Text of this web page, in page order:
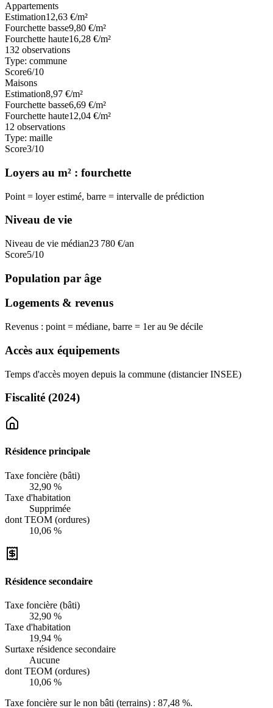
Appartements
Estimation12,63 €/m²
Fourchette basse9,80 €/m²
Fourchette haute16,28 €/m²
132 observations
Type: commune
Score6/10
Maisons
Estimation8,97 €/m²
Fourchette basse6,69 €/m²
Fourchette haute12,04 €/m²
12 observations
Type: maille
Score3/10
Loyers au m² : fourchette
Point = loyer estimé, barre = intervalle de prédiction
Niveau de vie
Niveau de vie médian23 780 €/an
Score5/10
Population par âge
Logements & revenus
Revenus : point = médiane, barre = 1er au 9e décile
Accès aux équipements
Temps d'accès moyen depuis la commune (distancier INSEE)
Fiscalité (2024)
Résidence principale
Taxe foncière (bâti)
32,90 %
Taxe d'habitation
Supprimée
dont TEOM (ordures)
10,06 %
Résidence secondaire
Taxe foncière (bâti)
32,90 %
Taxe d'habitation
19,94 %
Surtaxe résidence secondaire
Aucune
dont TEOM (ordures)
10,06 %
Taxe foncière sur le non bâti (terrains) : 87,48 %.